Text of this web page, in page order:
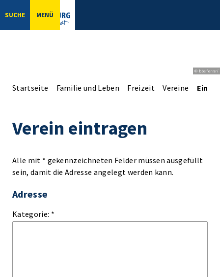
SUCHE MENÜ
© bbsferrari
Startseite Familie und Leben Freizeit Vereine
Verein eintragen
Alle mit * gekennzeichneten Felder müssen ausgefüllt
sein, damit die Adresse angelegt werden kann.
Adresse
Kategorie: *